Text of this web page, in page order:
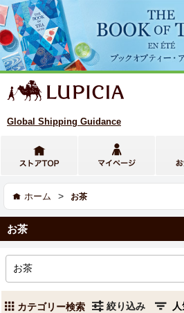
Global Shipping Guidance
ホーム > お茶
お茶
カテゴリー検索 絞り込み